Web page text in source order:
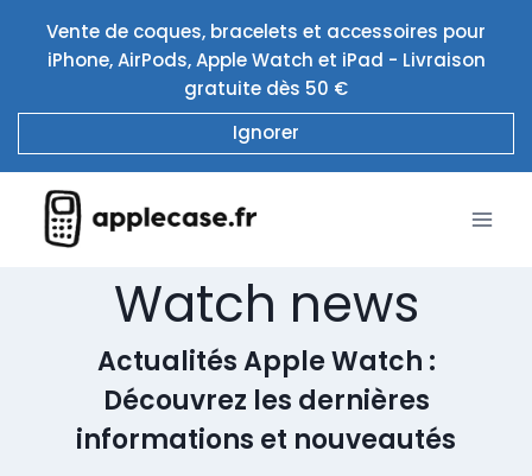
contenu
Vente de coques, bracelets et accessoires pour
iPhone, AirPods, Apple Watch et iPad - Livraison
gratuite dès 50 €
Ignorer
Watch news
Actualités Apple Watch :
Découvrez les dernières
informations et nouveautés